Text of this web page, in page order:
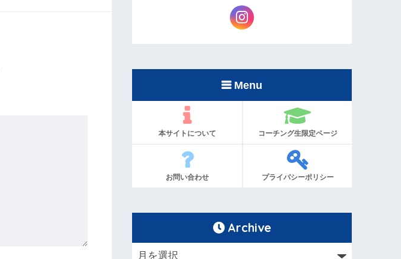
Menu
本サイトについて コーチング生限定ページ
お問い合わせ プライバシーポリシー
Archive